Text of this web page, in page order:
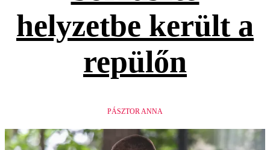
helyzetbe került a
repülőn
PÁSZTOR ANNA